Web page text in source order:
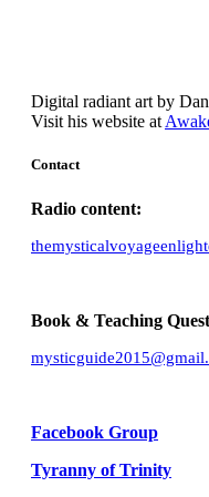
Digital radiant art by
Visit his website at
Contact
Radio content:
Book & Teaching
Facebook Group
Tyranny of Trinity